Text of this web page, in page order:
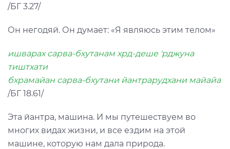
/БГ 3.27/
Он негодяй. Он думает: «Я являюсь этим телом»
ишварах сарва-бхутанам хрд-деше 'рджуна
тиштхати
бхрамайан сарва-бхутани йантрарудхани майайа
/БГ 18.61/
Эта йантра, машина. И мы путешествуем во
многих видах жизни, и все ездим на этой
машине, которую нам дала природа.